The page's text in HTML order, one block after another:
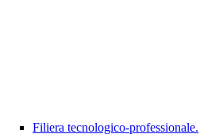
Filiera tecnologico-professionale.